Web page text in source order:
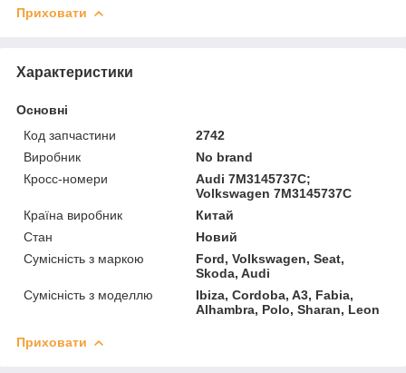
Приховати
Характеристики
Основні
Код запчастини
2742
Виробник
No brand
Кросс-номери
Audi 7M3145737C;
Volkswagen 7M3145737C
Країна виробник
Китай
Стан
Новий
Сумісність з маркою
Ford, Volkswagen, Seat,
Skoda, Audi
Сумісність з моделлю
Ibiza, Cordoba, A3, Fabia,
Alhambra, Polo, Sharan, Leon
Приховати